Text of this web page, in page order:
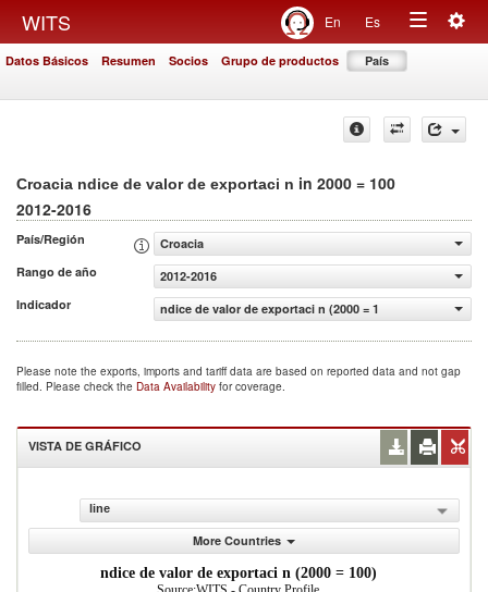
WITS En Es
Toggle
Datos Básicos Resumen Socios Grupo de productos País
Croacia ndice de valor de exportaci n in 2000 = 100
2012-2016
País/Región
Croacia
Rango de año
2012-2016
Indicador
ndice de valor de exportaci n (2000 = 100)
Please note the exports, imports and tariff data are based on reported data and not gap
filled. Please check the Data Availability for coverage.
VISTA DE GRÁFICO
line
More Countries
ndice de valor de exportaci n (2000 = 100)